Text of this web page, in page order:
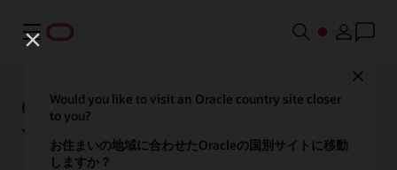
メニュー
Would you like to visit an Oracle country site closer
to you?
お住まいの地域に合わせたOracleの国別サイトに移動
しますか？
Oracle Autonomous Data
Warehouseを無料で使い始めま